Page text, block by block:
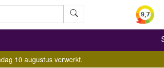
Zoeken
10 augustus verwerkt.